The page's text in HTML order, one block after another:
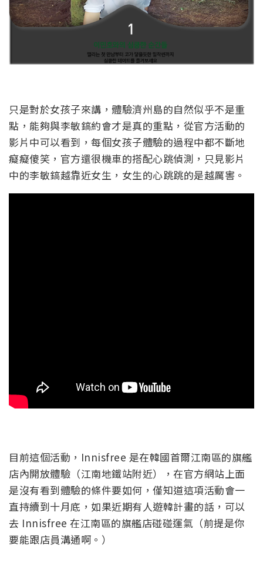
只是對於女孩子來講，體驗濟州島的自然似乎不是重
點，能夠與李敏鎬約會才是真的重點，從官方活動的
影片中可以看到，每個女孩子體驗的過程中都不斷地
癡癡傻笑，官方還很機車的搭配心跳偵測，只見影片
中的李敏鎬越靠近女生，女生的心跳跳的是越厲害。
目前這個活動，Innisfree 是在韓國首爾江南區的旗艦
店內開放體驗（江南地鐵站附近），在官方網站上面
是沒有看到體驗的條件要如何，僅知道這項活動會一
直持續到十月底，如果近期有人遊韓計畫的話，可以
去 Innisfree 在江南區的旗艦店碰碰運氣（前提是你
要能跟店員溝通啊。）